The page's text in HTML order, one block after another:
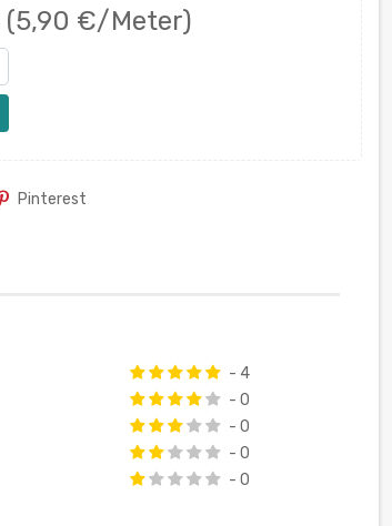
(5,90 €/Meter)
Pinterest
- 4
- 0
- 0
- 0
- 0